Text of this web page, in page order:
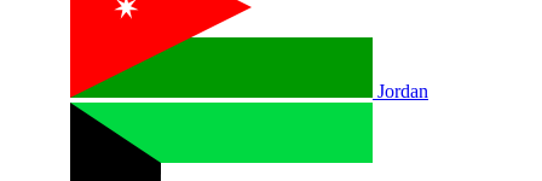
Jordan